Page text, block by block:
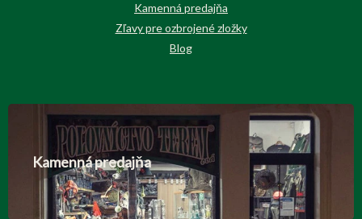
Kamenná predajňa
Zľavy pre ozbrojené zložky
Blog
Kamenná predajňa